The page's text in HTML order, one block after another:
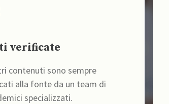
verificate
contenuti sono sempre
alla fonte da un team di
specializzati.